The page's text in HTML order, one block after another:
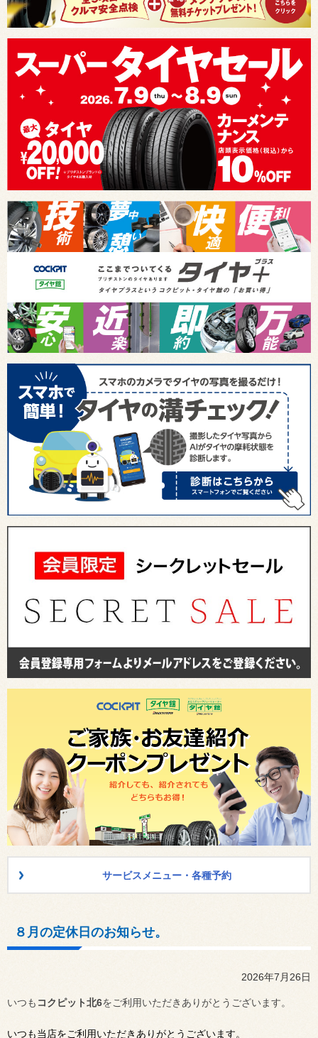
サービスメニュー・各種予約
８月の定休日のお知らせ。
2026年7月26日
いつも コクピット北6をご利用いただきありがとうございます。
いつも当店をご利用いただきありがとうございます。